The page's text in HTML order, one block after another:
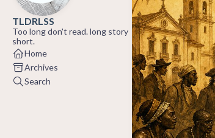
TLDRLSS
Too long don't read. long story
short.
Home
Archives
Search